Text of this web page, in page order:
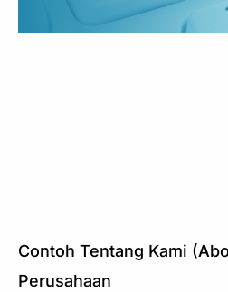
Contoh Tentang Kami
Perusahaan